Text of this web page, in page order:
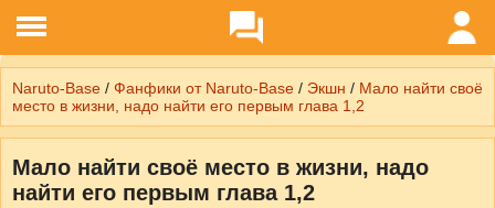
Naruto-Base / Фанфики от Naruto-Base / Экшн / Мало найти своё
место в жизни, надо найти его первым глава 1,2
Мало найти своё место в жизни, надо
найти его первым глава 1,2